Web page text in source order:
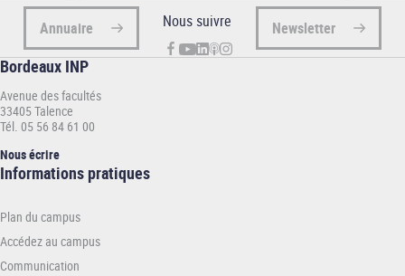
Annuaire Nous suivre Newsletter
Bordeaux INP
Avenue des facultés
33405 Talence
Tél. 05 56 84 61 00
Nous écrire
Informations
INP
Informations pratiques
Plan du campus
Accédez au campus
Communication